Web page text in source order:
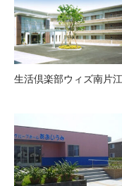
生活倶楽部ウィズ南片江